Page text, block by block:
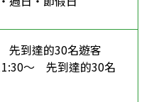
到達的30名遊客
～ 先到達的30名